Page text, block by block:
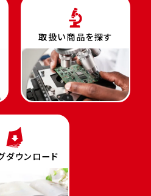
取扱い商品を探す
ダウンロード